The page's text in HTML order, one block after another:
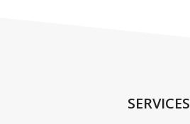
SERVICES